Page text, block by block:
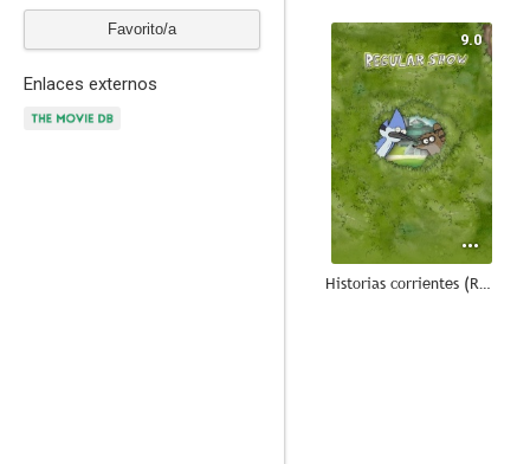
Favorito/a
Enlaces externos
9.0
Historias corrientes (Regular Show)